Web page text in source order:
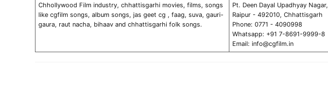
Chhollywood Film industry, chhattisgarhi movies, films, songs
like cgfilm songs, album songs, jas geet cg , faag, suva, gauri-
gaura, raut nacha, bihaav and chhattisgarhi folk songs.
Pt. Deen Dayal Upadhyay Nagar,
Raipur - 492010, Chhattisgarh
Phone: 0771 - 4090998
Whatsapp: +91 7-8691-9999-8
Email:info@cgfilm.in